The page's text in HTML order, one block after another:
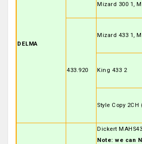
DELMA
Mizard 300 1,
433.920
Mizard 433 1,
King 433 2
Style Copy
Dickert
Note: we can